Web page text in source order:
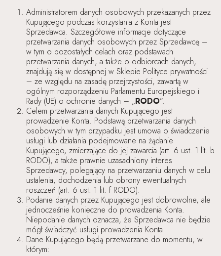
Administratorem danych osobowych przekazanych przez
Kupującego podczas korzystania z Konta jest
Sprzedawca. Szczegółowe informacje dotyczące
przetwarzania danych osobowych przez Sprzedawcę –
w tym o pozostałych celach oraz podstawach
przetwarzania danych, a także o odbiorcach danych,
znajdują się w dostępnej w Sklepie Polityce prywatności
– ze względu na zasadę przejrzystości, zawartą w
ogólnym rozporządzeniu Parlamentu Europejskiego i
Rady (UE) o ochronie danych – „RODO”.
Celem przetwarzania danych Kupującego jest
prowadzenie Konta. Podstawą przetwarzania danych
osobowych w tym przypadku jest umowa o świadczenie
usługi lub działania podejmowane na żądanie
Kupującego, zmierzające do jej zawarcia (art. 6 ust. 1 lit. b
RODO), a także prawnie uzasadniony interes
Sprzedawcy, polegający na przetwarzaniu danych w celu
ustalenia, dochodzenia lub obrony ewentualnych
roszczeń (art. 6 ust. 1 lit. f RODO).
Podanie danych przez Kupującego jest dobrowolne, ale
jednocześnie konieczne do prowadzenia Konta.
Niepodanie danych oznacza, że Sprzedawca nie będzie
mógł świadczyć usługi prowadzenia Konta.
Dane Kupującego będą przetwarzane do momentu, w
którym: